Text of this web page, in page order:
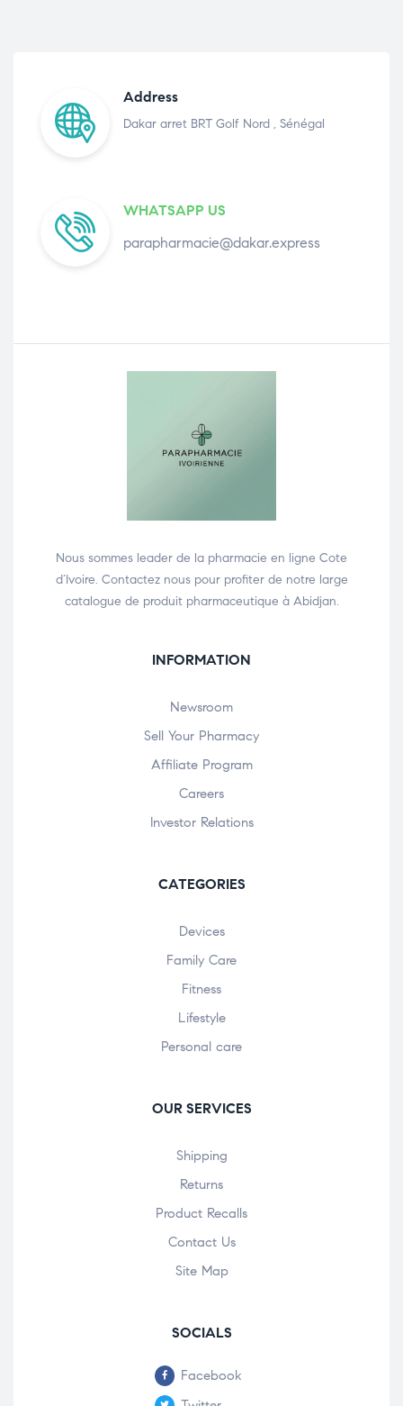
Address
Dakar arret BRT Golf Nord , Sénégal
WHATSAPP US
parapharmacie@dakar.express
Nous sommes leader de la pharmacie en ligne Cote
d’Ivoire. Contactez nous pour profiter de notre large
catalogue de produit pharmaceutique à Abidjan.
INFORMATION
Newsroom
Sell Your Pharmacy
Affiliate Program
Careers
Investor Relations
CATEGORIES
Devices
Family Care
Fitness
Lifestyle
Personal care
OUR SERVICES
Shipping
Returns
Product Recalls
Contact Us
Site Map
SOCIALS
Facebook